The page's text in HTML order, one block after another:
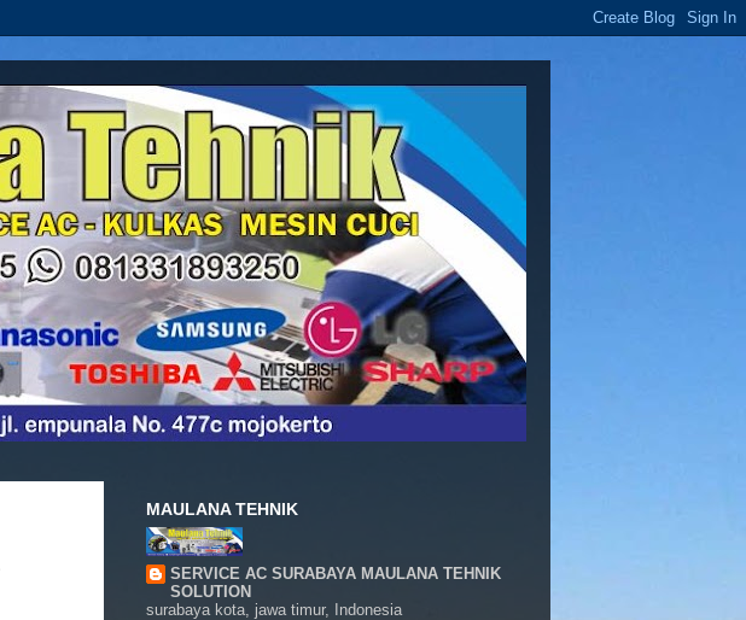
MAULANA TEHNIK
SERVICE AC SURABAYA MAULANA TEHNIK
SOLUTION
surabaya kota, jawa timur, Indonesia